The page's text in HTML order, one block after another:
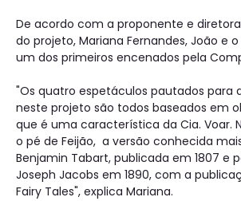
De acordo com a proponente e
do projeto, Mariana Fernandes, João e
um dos primeiros encenados pela
"Os quatro espetáculos pautados para
neste projeto são todos baseados em
que é uma característica da Cia. Voar.
o pé de Feijão, a versão conhecida
Benjamin Tabart, publicada em 1807 e
Joseph Jacobs em 1890, com a
Fairy Tales", explica Mariana.